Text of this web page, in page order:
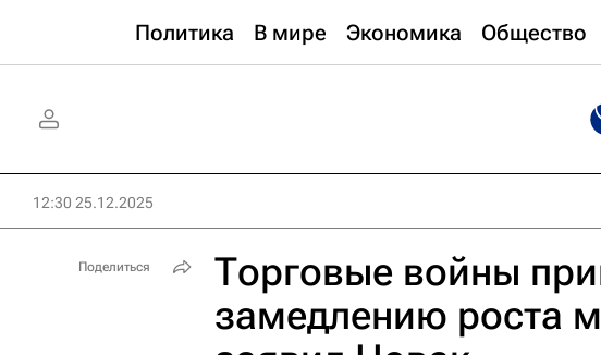
Политика В мире Экономика Общество
12:30 25.12.2025
Торговые войны
замедлению роста
Поделиться